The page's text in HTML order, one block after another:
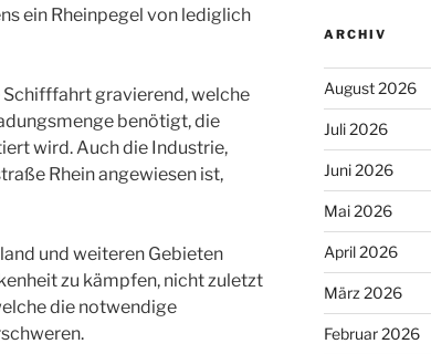
ein Rheinpegel von lediglich
gravierend, welche
benötigt, die
wird. Auch die Industrie,
Rhein angewiesen ist,
und weiteren Gebieten
zu kämpfen, nicht zuletzt
die notwendige
ARCHIV
August 2026
Juli 2026
Juni 2026
Mai 2026
April 2026
März 2026
Februar 2026